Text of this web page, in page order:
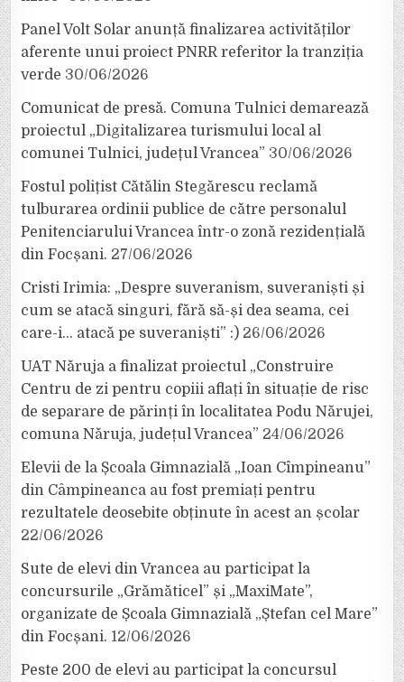
Panel Volt Solar anunță finalizarea activităților
aferente unui proiect PNRR referitor la tranziția
verde 30/06/2026
Comunicat de presă. Comuna Tulnici demarează
proiectul „Digitalizarea turismului local al
comunei Tulnici, județul Vrancea” 30/06/2026
Fostul polițist Cătălin Stegărescu reclamă
tulburarea ordinii publice de către personalul
Penitenciarului Vrancea într-o zonă rezidențială
din Focșani. 27/06/2026
Cristi Irimia: „Despre suveranism, suveraniști și
cum se atacă singuri, fără să-și dea seama, cei
care-i… atacă pe suveraniști” :) 26/06/2026
UAT Năruja a finalizat proiectul „Construire
Centru de zi pentru copiii aflați în situație de risc
de separare de părinți în localitatea Podu Nărujei,
comuna Năruja, județul Vrancea” 24/06/2026
Elevii de la Școala Gimnazială „Ioan Cîmpineanu”
din Câmpineanca au fost premiați pentru
rezultatele deosebite obținute în acest an școlar
22/06/2026
Sute de elevi din Vrancea au participat la
concursurile „Grămăticel” și „MaxiMate”,
organizate de Școala Gimnazială „Ștefan cel Mare”
din Focșani. 12/06/2026
Peste 200 de elevi au participat la concursul